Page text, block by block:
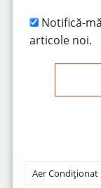
Notifică-
articole noi.
Aer Condiționat